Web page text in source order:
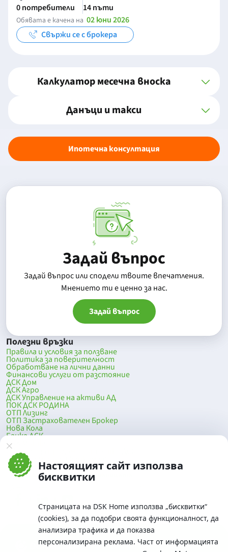
Настоящият сайт използва
бисквитки
Страницата на DSK Home използва „бисквитки“
(cookies), за да подобри своята функционалност, да
анализира трафика и да показва
персонализирана реклама. Част от информацията
0 потребители 14 пъти
Обявата е качена на 02 юни 2026
Свържи се с брокера
Калкулатор месечна вноска
Данъци и такси
Ипотечна консултация
Задай въпрос
Задай въпрос или сподели твоите впечатления.
Mнението ти е ценно за нас.
Задай въпрос
Полезни връзки
Правила и условия за ползване
Политика за поверителност
Обработване на лични данни
Финансови услуги от разстояние
ДСК Дом
ДСК Агро
ДСК Управление на активи АД
ПОК ДСК РОДИНА
ОТП Лизинг
ОТП Застрахователен Брокер
Нова Кола
Банка ДСК
DSK Mobile
Оферти за продажба от Банка ДСК
Клонова мрежа и банкомати
До началото на страницата